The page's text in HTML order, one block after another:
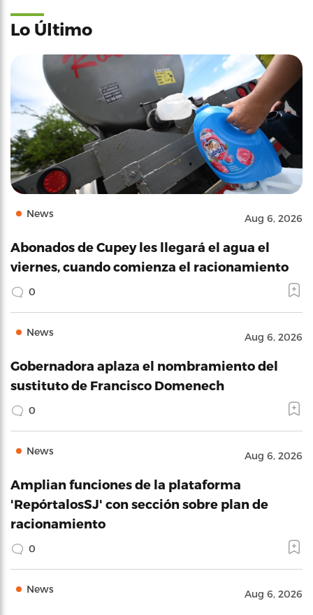
Lo Último
News Aug 6, 2026
Abonados de Cupey les llegará el agua el
viernes, cuando comienza el racionamiento
0
News Aug 6, 2026
Gobernadora aplaza el nombramiento del
sustituto de Francisco Domenech
0
News Aug 6, 2026
Amplian funciones de la plataforma
'RepórtalosSJ' con sección sobre plan de
racionamiento
0
News Aug 6, 2026